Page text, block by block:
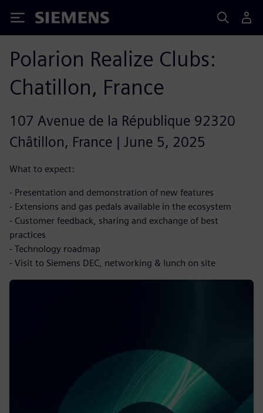
Siemens
Polarion Realize Clubs:
Chatillon, France
107 Avenue de la République 92320
Châtillon, France | June 5, 2025
What to expect:
- Presentation and demonstration of new features
- Extensions and gas pedals available in the ecosystem
- Customer feedback, sharing and exchange of best
practices
- Technology roadmap
- Visit to Siemens DEC, networking & lunch on site